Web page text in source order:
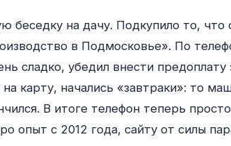
в Подмосковье». По
сладко, убедил внести предоплату
карту, начались «завтраки»: то
В итоге телефон теперь
опыт с 2012 года, сайту от силы